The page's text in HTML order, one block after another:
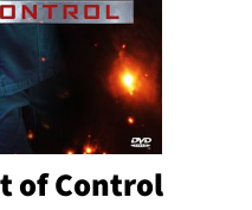
of Control